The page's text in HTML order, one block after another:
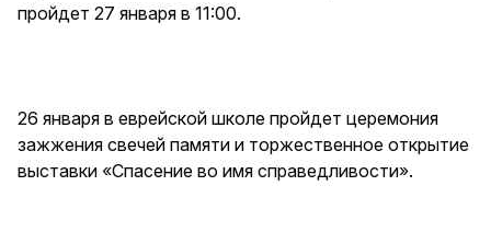
пройдет 27 января в 11:00.
26 января в еврейской школе пройдет церемония
зажжения свечей памяти и торжественное открытие
выставки «Спасение во имя справедливости».